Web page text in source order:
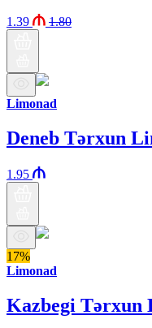
1.39 1.80
Limonad
Deneb Tərxun
1.95
17%
Limonad
Kazbegi Tərxun